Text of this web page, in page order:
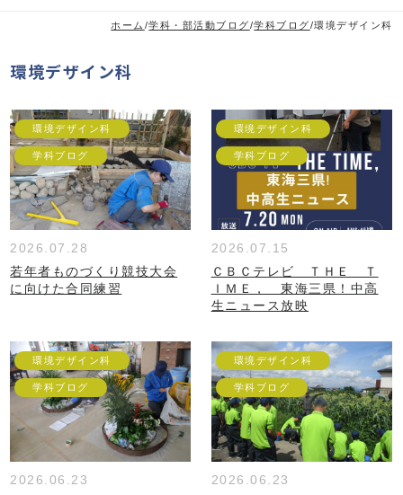
ホーム /学科・部活動ブログ/学科ブログ/環境デザイン科
環境デザイン科
環境デザイン科
学科ブログ
2026.07.28
若年者ものづくり競技大会
に向けた合同練習
環境デザイン科
学科ブログ
2026.07.15
ＣＢＣテレビ ＴＨＥ Ｔ
ＩＭＥ， 東海三県！中高
生ニュース放映
環境デザイン科
学科ブログ
2026.06.23
環境デザイン科
学科ブログ
2026.06.23